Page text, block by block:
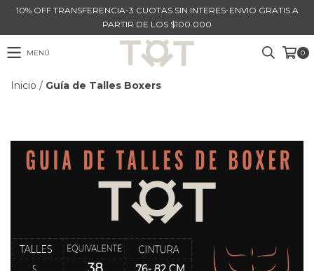
10% OFF TRANSFERENCIA-3 CUOTAS SIN INTERES-ENVIO GRATIS A
PARTIR DE LOS $100.000
MENÚ 0
Inicio / Guía de Talles Boxers